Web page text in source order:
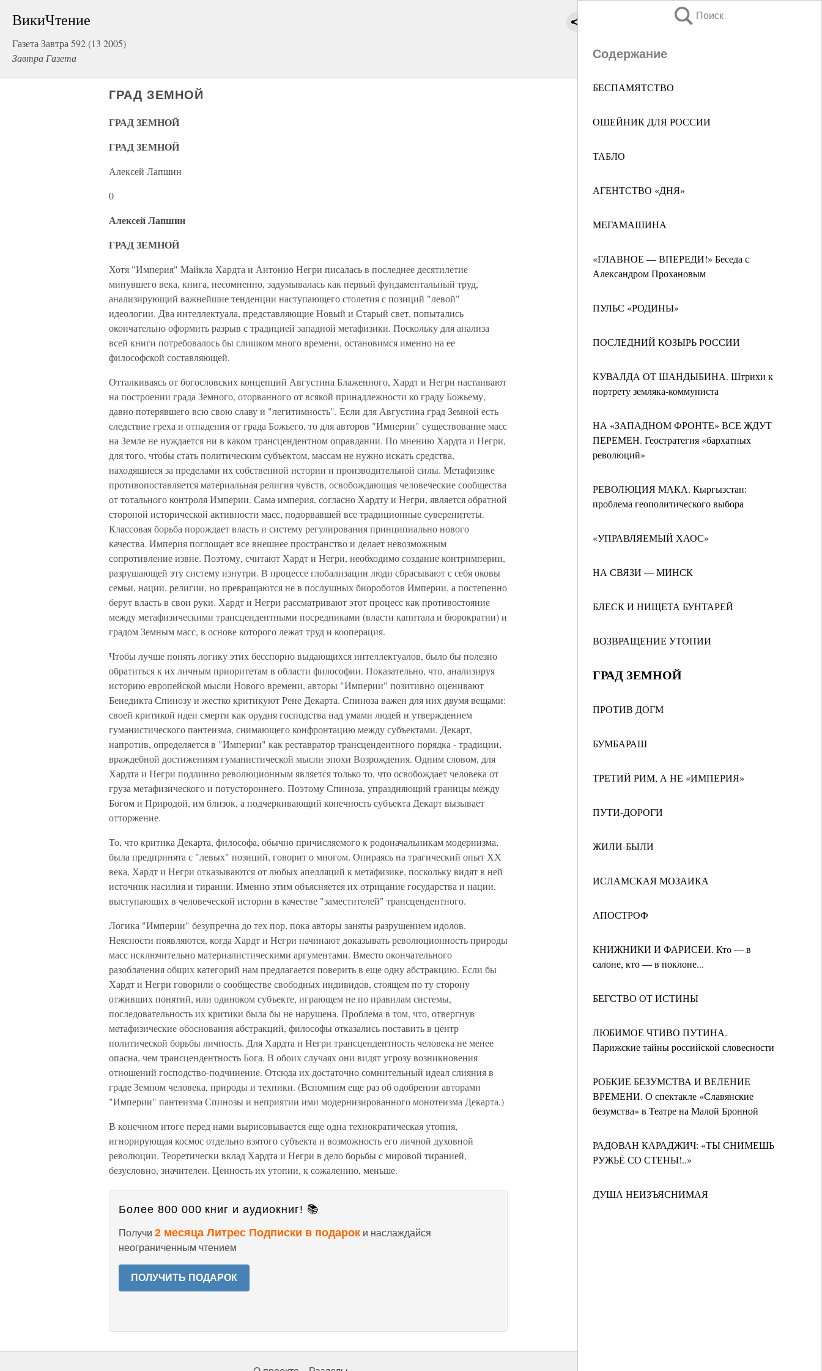
ВикиЧтение
Газета Завтра 592 (13 2005)
Завтра Газета
Поиск
Содержание
БЕСПАМЯТСТВО
ОШЕЙНИК ДЛЯ РОССИИ
ТАБЛО
АГЕНТСТВО «ДНЯ»
МЕГАМАШИНА
«ГЛАВНОЕ — ВПЕРЕДИ!» Беседа с
Александром Прохановым
ПУЛЬС «РОДИНЫ»
ПОСЛЕДНИЙ КОЗЫРЬ РОССИИ
КУВАЛДА ОТ ШАНДЫБИНА. Штрихи к
портрету земляка-коммуниста
НА «ЗАПАДНОМ ФРОНТЕ» ВСЕ ЖДУТ
ПЕРЕМЕН. Геостратегия «бархатных
революций»
РЕВОЛЮЦИЯ МАКА. Кыргызстан:
проблема геополитического выбора
«УПРАВЛЯЕМЫЙ ХАОС»
НА СВЯЗИ — МИНСК
БЛЕСК И НИЩЕТА БУНТАРЕЙ
ВОЗВРАЩЕНИЕ УТОПИИ
ГРАД ЗЕМНОЙ
ПРОТИВ ДОГМ
БУМБАРАШ
ТРЕТИЙ РИМ, А НЕ «ИМПЕРИЯ»
ПУТИ-ДОРОГИ
ЖИЛИ-БЫЛИ
ИСЛАМСКАЯ МОЗАИКА
АПОСТРОФ
КНИЖНИКИ И ФАРИСЕИ. Кто — в
салоне, кто — в поклоне...
БЕГСТВО ОТ ИСТИНЫ
ЛЮБИМОЕ ЧТИВО ПУТИНА.
Парижские тайны российской словесности
РОБКИЕ БЕЗУМСТВА И ВЕЛЕНИЕ
ВРЕМЕНИ. О спектакле «Славянские
безумства» в Театре на Малой Бронной
РАДОВАН КАРАДЖИЧ: «ТЫ СНИМЕШЬ
РУЖЬЁ СО СТЕНЫ!..»
ДУША НЕИЗЪЯСНИМАЯ
ГРАД ЗЕМНОЙ
ГРАД ЗЕМНОЙ
ГРАД ЗЕМНОЙ
Алексей Лапшин
0
Алексей Лапшин
ГРАД ЗЕМНОЙ
Хотя "Империя" Майкла Хардта и Антонио Негри писалась в последнее десятилетие
минувшего века, книга, несомненно, задумывалась как первый фундаментальный труд,
анализирующий важнейшие тенденции наступающего столетия с позиций "левой"
идеологии. Два интеллектуала, представляющие Новый и Старый свет, попытались
окончательно оформить разрыв с традицией западной метафизики. Поскольку для анализа
всей книги потребовалось бы слишком много времени, остановимся именно на ее
философской составляющей.
Отталкиваясь от богословских концепций Августина Блаженного, Хардт и Негри настаивают
на построении града Земного, оторванного от всякой принадлежности ко граду Божьему,
давно потерявшего всю свою славу и "легитимность". Если для Августина град Земной есть
следствие греха и отпадения от града Божьего, то для авторов "Империи" существование масс
на Земле не нуждается ни в каком трансцендентном оправдании. По мнению Хардта и Негри,
для того, чтобы стать политическим субъектом, массам не нужно искать средства,
находящиеся за пределами их собственной истории и производительной силы. Метафизике
противопоставляется материальная религия чувств, освобождающая человеческие сообщества
от тотального контроля Империи. Сама империя, согласно Хардту и Негри, является обратной
стороной исторической активности масс, подорвавшей все традиционные суверенитеты.
Классовая борьба порождает власть и систему регулирования принципиально нового
качества. Империя поглощает все внешнее пространство и делает невозможным
сопротивление извне. Поэтому, считают Хардт и Негри, необходимо создание контримперии,
разрушающей эту систему изнутри. В процессе глобализации люди сбрасывают с себя оковы
семьи, нации, религии, но превращаются не в послушных биороботов Империи, а постепенно
берут власть в свои руки. Хардт и Негри рассматривают этот процесс как противостояние
между метафизическими трансцендентными посредниками (власти капитала и бюрократии) и
градом Земным масс, в основе которого лежат труд и кооперация.
Чтобы лучше понять логику этих бесспорно выдающихся интеллектуалов, было бы полезно
обратиться к их личным приоритетам в области философии. Показательно, что, анализируя
историю европейской мысли Нового времени, авторы "Империи" позитивно оценивают
Бенедикта Спинозу и жестко критикуют Рене Декарта. Спиноза важен для них двумя вещами:
своей критикой идеи смерти как орудия господства над умами людей и утверждением
гуманистического пантеизма, снимающего конфронтацию между субъектами. Декарт,
напротив, определяется в "Империи" как реставратор трансцендентного порядка - традиции,
враждебной достижениям гуманистической мысли эпохи Возрождения. Одним словом, для
Хардта и Негри подлинно революционным является только то, что освобождает человека от
груза метафизического и потустороннего. Поэтому Спиноза, упраздняющий границы между
Богом и Природой, им близок, а подчеркивающий конечность субъекта Декарт вызывает
отторжение.
То, что критика Декарта, философа, обычно причисляемого к родоначальникам модернизма,
была предпринята с "левых" позиций, говорит о многом. Опираясь на трагический опыт ХХ
века, Хардт и Негри отказываются от любых апелляций к метафизике, поскольку видят в ней
источник насилия и тирании. Именно этим объясняется их отрицание государства и нации,
выступающих в человеческой истории в качестве "заместителей" трансцендентного.
Логика "Империи" безупречна до тех пор, пока авторы заняты разрушением идолов.
Неясности появляются, когда Хардт и Негри начинают доказывать революционность природы
масс исключительно материалистическими аргументами. Вместо окончательного
разоблачения общих категорий нам предлагается поверить в еще одну абстракцию. Если бы
Хардт и Негри говорили о сообществе свободных индивидов, стоящем по ту сторону
отживших понятий, или одиноком субъекте, играющем не по правилам системы,
последовательность их критики была бы не нарушена. Проблема в том, что, отвергнув
метафизические обоснования абстракций, философы отказались поставить в центр
политической борьбы личность. Для Хардта и Негри трансцендентность человека не менее
опасна, чем трансцендентность Бога. В обоих случаях они видят угрозу возникновения
отношений господство-подчинение. Отсюда их достаточно сомнительный идеал слияния в
граде Земном человека, природы и техники. (Вспомним еще раз об одобрении авторами
"Империи" пантеизма Спинозы и неприятии ими модернизированного монотеизма Декарта.)
В конечном итоге перед нами вырисовывается еще одна технократическая утопия,
игнорирующая космос отдельно взятого субъекта и возможность его личной духовной
революции. Теоретически вклад Хардта и Негри в дело борьбы с мировой тиранией,
безусловно, значителен. Ценность их утопии, к сожалению, меньше.
Более 800 000 книг и аудиокниг! 📚
Получи 2 месяца Литрес Подписки в подарок и наслаждайся
неограниченным чтением
ПОЛУЧИТЬ ПОДАРОК